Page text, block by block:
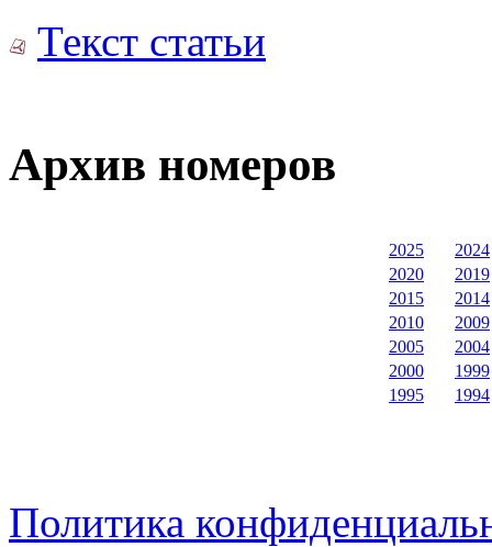
Текст статьи
Архив номеров
2025
2024
2020
2019
2015
2014
2010
2009
2005
2004
2000
1999
1995
1994
Политика